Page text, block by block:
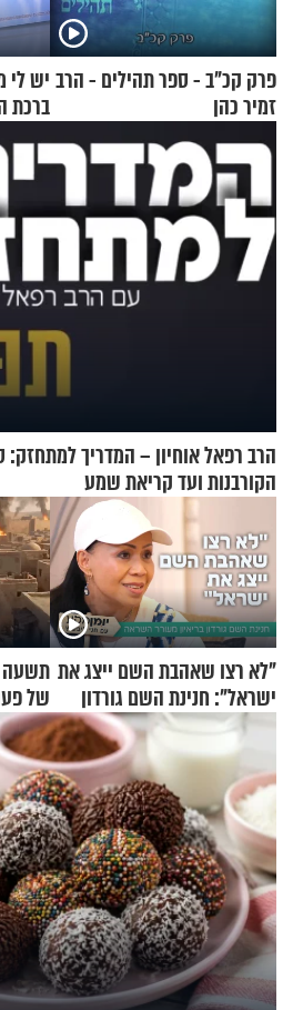
פרק קכ"ב - ספר תהילים - הרב
זמיר כהן
יש לי
ברכת
הרב רפאל אוחיון – המדריך
הקורבנות ועד קריאת שמע
"לא רצו שאהבת השם ייצג את
ישראל": חנינת השם גורדון
בריאיון מעורר השראה
תשעה
של